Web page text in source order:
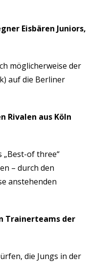
Eisbären Juniors,
möglicherweise der
auf die Berliner
Rivalen aus Köln
„Best-of three“
– durch den
anstehenden
Trainerteams der
die Jungs in der